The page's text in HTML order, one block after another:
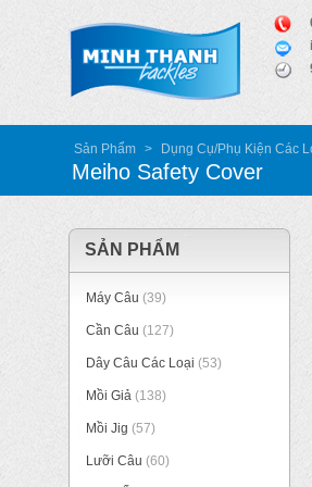
Sản Phẩm > Dụng Cụ/Phụ Kiện Các
Meiho Safety Cover
SẢN PHẨM
Máy Câu (39)
Cần Câu (127)
Dây Câu Các Loại (53)
Mồi Giả (138)
Mồi Jig (57)
Lưỡi Câu (60)